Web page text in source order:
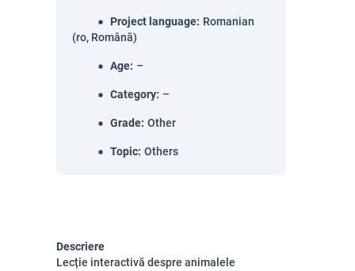
Project language: Romanian
(ro, Română)
Age: –
Category: –
Grade: Other
Topic: Others
Descriere
Lecție interactivă despre animalele